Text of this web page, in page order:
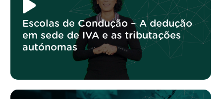
Escolas de Condução – A dedução
em sede de IVA e as tributações
autónomas